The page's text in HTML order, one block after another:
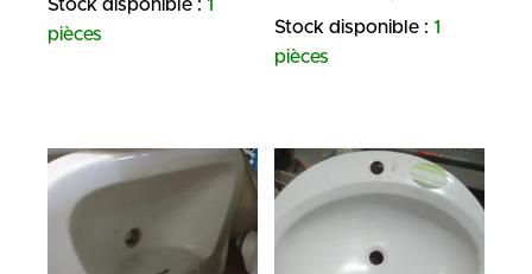
Stock disponible : 1
pièces
Stock disponible : 1
pièces